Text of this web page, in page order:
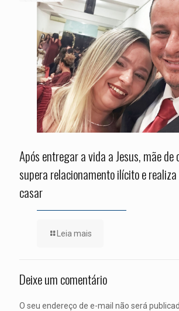
Após entregar a vida a Jesus, mãe de
supera relacionamento ilícito e realiza
casar
Leia mais
Deixe um comentário
O seu endereço de e-mail não será